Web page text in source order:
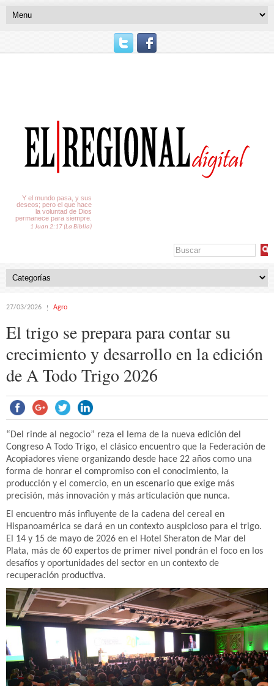
Y el mundo pasa, y sus
deseos; pero el que hace
la voluntad de Dios
permanece para siempre.
1 Juan 2:17 (La Biblia)
27/03/2026 Agro
El trigo se prepara para contar su
crecimiento y desarrollo en la edición
de A Todo Trigo 2026
“Del rinde al negocio” reza el lema de la nueva edición del
Congreso A Todo Trigo, el clásico encuentro que la Federación de
Acopiadores viene organizando desde hace 22 años como una
forma de honrar el compromiso con el conocimiento, la
producción y el comercio, en un escenario que exige más
precisión, más innovación y más articulación que nunca.
El encuentro más influyente de la cadena del cereal en
Hispanoamérica se dará en un contexto auspicioso para el trigo.
El 14 y 15 de mayo de 2026 en el Hotel Sheraton de Mar del
Plata, más de 60 expertos de primer nivel pondrán el foco en los
desafíos y oportunidades del sector en un contexto de
recuperación productiva.